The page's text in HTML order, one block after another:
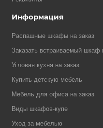
Информация
Распашные шкафы на заказ
Заказать встраиваемый шкаф
Угловая кухня на заказ
Купить детскую мебель
Мебель для офиса на заказ
Виды шкафов-купе
Уход за мебелью